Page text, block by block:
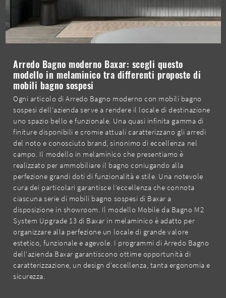
Arredo Bagno moderno Baxar: scegli questo
modello in melaminico tra differenti proposte di
mobili bagno sospesi
Ogni articolo di Arredo Bagno moderno con mobili bagno
sospesi dell'azienda serve a rendere il locale di destinazione
uno spazio bello e funzionale. Una quasi infinita gamma di
finiture disponibili e cromie attuali caratterizzano gli arredi
del noto e conosciuto brand, sinonimo di eccellenza nel
campo. Il modello in melaminico che presentiamo è
realizzato per ammobiliare il bagno coniugando alla
perfezione grandi doti di funzionalità e stile. Una notevole
cura dei particolari garantisce l'eccellenza che connota
ciascuna serie di mobili bagno sospesi di Baxar a
disposizione in showroom. Il modello Mobile da Bagno M2
System Upgrade 13 di Baxar in melaminico è adatto per
organizzare alla perfezione un locale di grande valore
estetico, funzionale e agevole. I programmi di Arredo Bagno
dell'azienda Baxar garantiscono ottime opportunità di
caratterizzazione, un design d'eccellenza, tanta ergonomia e
sicurezza.